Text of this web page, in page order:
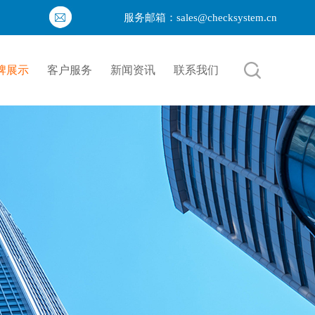
服务邮箱：sales@checksystem.cn
展示 客户服务 新闻资讯 联系我们